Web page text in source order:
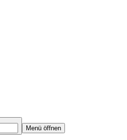
Menü öffnen